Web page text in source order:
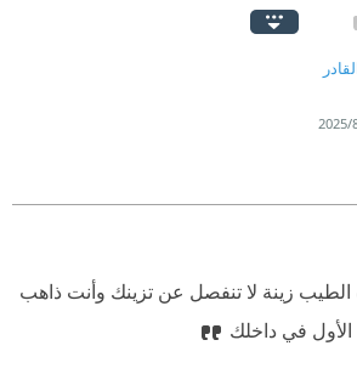
زينة لا تنفصل عن تزينك وأنت ذاهب
في داخلك